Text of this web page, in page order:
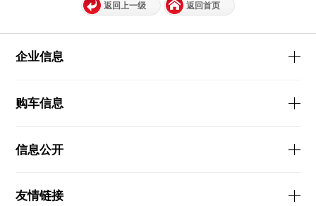
返回上一级 返回首页
企业信息
购车信息
信息公开
友情链接